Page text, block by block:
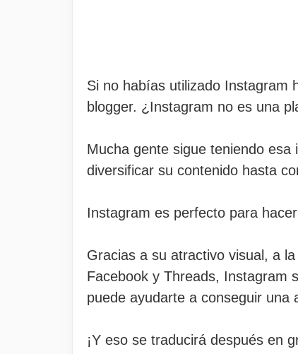
Si no habías utilizado Instagram
blogger. ¿Instagram no es una
Mucha gente sigue teniendo
diversificar su contenido hasta
Instagram es perfecto para
Gracias a su atractivo visual, a
Facebook y Threads, Instagram
puede ayudarte a conseguir una
¡Y eso se traducirá después en